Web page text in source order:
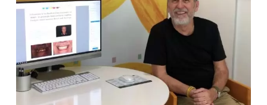
mi
dental